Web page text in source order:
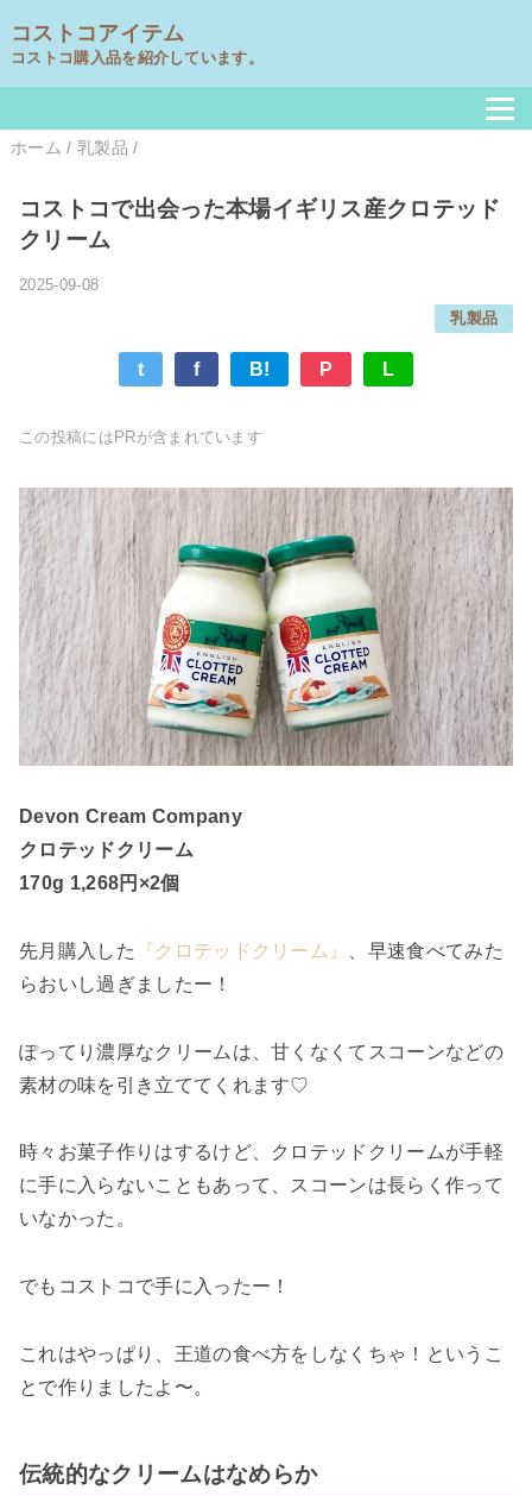
コストコアイテム
コストコ購入品を紹介しています。
ホーム / 乳製品 /
コストコで出会った本場イギリス産クロテッド
クリーム
2025-09-08
乳製品
t f B! P L
この投稿にはPRが含まれています
Devon Cream Company
クロテッドクリーム
170g 1,268円×2個
先月購入した 『クロテッドクリーム』
、早速食べてみた
らおいし過ぎましたー！
ぽってり濃厚なクリームは、甘くなくてスコーンなどの
素材の味を引き立ててくれます♡
時々お菓子作りはするけど、クロテッドクリームが手軽
に手に入らないこともあって、スコーンは長らく作って
いなかった。
でもコストコで手に入ったー！
これはやっぱり、王道の食べ方をしなくちゃ！というこ
とで作りましたよ〜。
伝統的なクリームはなめらか